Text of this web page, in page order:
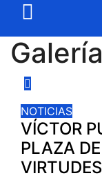
NOTICIAS
VÍCTOR
PLAZA